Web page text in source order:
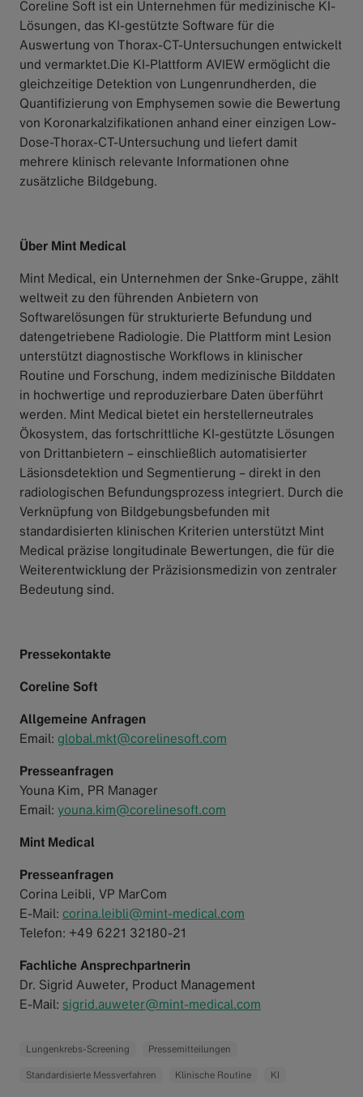
Coreline Soft ist ein Unternehmen für medizinische KI-
Lösungen, das KI-gestützte Software für die
Auswertung von Thorax-CT-Untersuchungen entwickelt
und vermarktet.Die KI-Plattform AVIEW ermöglicht die
gleichzeitige Detektion von Lungenrundherden, die
Quantifizierung von Emphysemen sowie die Bewertung
von Koronarkalzifikationen anhand einer einzigen Low-
Dose-Thorax-CT-Untersuchung und liefert damit
mehrere klinisch relevante Informationen ohne
zusätzliche Bildgebung.
Über Mint Medical
Mint Medical, ein Unternehmen der Snke-Gruppe, zählt
weltweit zu den führenden Anbietern von
Softwarelösungen für strukturierte Befundung und
datengetriebene Radiologie. Die Plattform mint Lesion
unterstützt diagnostische Workflows in klinischer
Routine und Forschung, indem medizinische Bilddaten
in hochwertige und reproduzierbare Daten überführt
werden. Mint Medical bietet ein herstellerneutrales
Ökosystem, das fortschrittliche KI-gestützte Lösungen
von Drittanbietern – einschließlich automatisierter
Läsionsdetektion und Segmentierung – direkt in den
radiologischen Befundungsprozess integriert. Durch die
Verknüpfung von Bildgebungsbefunden mit
standardisierten klinischen Kriterien unterstützt Mint
Medical präzise longitudinale Bewertungen, die für die
Weiterentwicklung der Präzisionsmedizin von zentraler
Bedeutung sind.
Pressekontakte
Coreline Soft
Allgemeine Anfragen
Email: global.mkt@corelinesoft.com
Presseanfragen
Youna Kim, PR Manager
Email: youna.kim@corelinesoft.com
Mint Medical
Presseanfragen
Corina Leibli, VP MarCom
E-Mail: corina.leibli@mint-medical.com
Telefon: +49 6221 32180-21
Fachliche Ansprechpartnerin
Dr. Sigrid Auweter, Product Management
E-Mail: sigrid.auweter@mint-medical.com
Lungenkrebs-Screening Pressemitteilungen
Standardisierte Messverfahren Klinische Routine KI